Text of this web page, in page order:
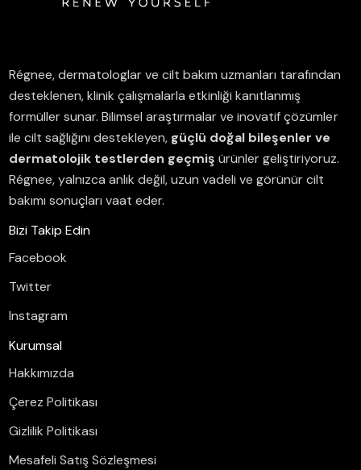
Régnee, dermatologlar ve cilt bakım uzmanları tarafından
desteklenen, klinik çalışmalarla etkinliği kanıtlanmış
formüller sunar.Bilimsel araştırmalar ve inovatif çözümler
ile cilt sağlığını destekleyen, güçlü doğal bileşenler ve
dermatolojik testlerden geçmiş ürünler geliştiriyoruz.
Régnee, yalnızca anlık değil, uzun vadeli ve görünür cilt
bakımı sonuçları vaat eder.
Bizi Takip Edin
Facebook
Twitter
Instagram
Kurumsal
Hakkımızda
Çerez Politikası
Gizlilik Politikası
Mesafeli Satış Sözleşmesi